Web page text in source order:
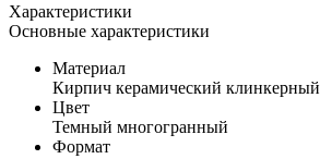
Характеристики
Основные характеристики
Материал
Кирпич керамический клинкерный
Цвет
Темный многогранный
Формат